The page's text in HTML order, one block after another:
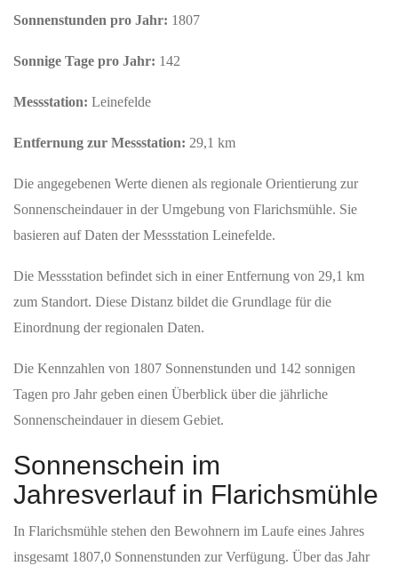
Sonnenstunden pro Jahr: 1807
Sonnige Tage pro Jahr: 142
Messstation: Leinefelde
Entfernung zur Messstation: 29,1 km
Die angegebenen Werte dienen als regionale Orientierung zur
Sonnenscheindauer in der Umgebung von Flarichsmühle. Sie
basieren auf Daten der Messstation Leinefelde.
Die Messstation befindet sich in einer Entfernung von 29,1 km
zum Standort. Diese Distanz bildet die Grundlage für die
Einordnung der regionalen Daten.
Die Kennzahlen von 1807 Sonnenstunden und 142 sonnigen
Tagen pro Jahr geben einen Überblick über die jährliche
Sonnenscheindauer in diesem Gebiet.
Sonnenschein im
Jahresverlauf in Flarichsmühle
In Flarichsmühle stehen den Bewohnern im Laufe eines Jahres
insgesamt 1807,0 Sonnenstunden zur Verfügung. Über das Jahr